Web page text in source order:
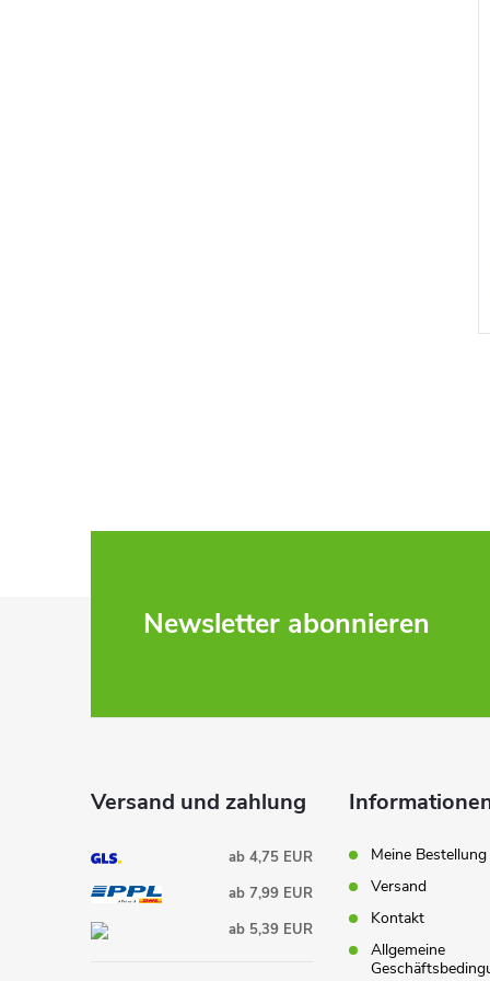
Newsletter abonnieren
Versand und zahlung
ab 4,75 EUR
ab 7,99 EUR
ab 5,39 EUR
Meine Bestellung
Versand
Kontakt
Allgemeine